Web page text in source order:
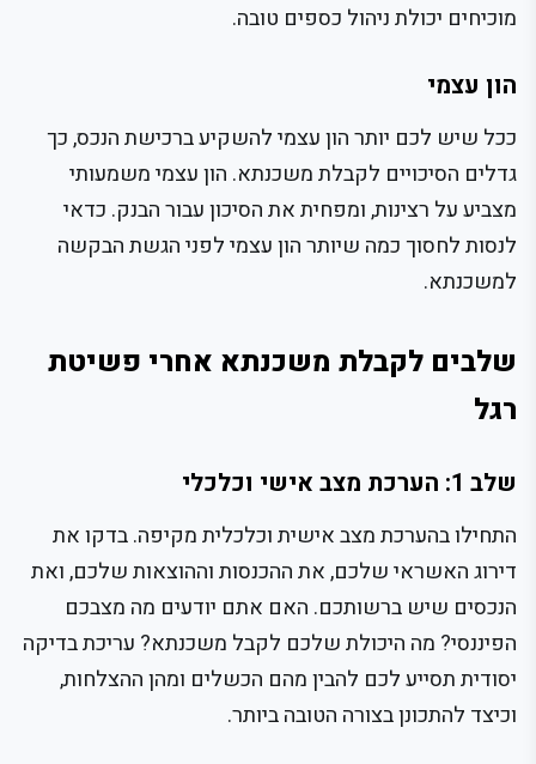
מוכיחים יכולת ניהול כספים טובה.
הון עצמי
ככל שיש לכם יותר הון עצמי להשקיע ברכישת הנכס, כך
גדלים הסיכויים לקבלת משכנתא. הון עצמי משמעותי
מצביע על רצינות, ומפחית את הסיכון עבור הבנק. כדאי
לנסות לחסוך כמה שיותר הון עצמי לפני הגשת הבקשה
למשכנתא.
שלבים לקבלת משכנתא אחרי פשיטת
רגל
שלב 1: הערכת מצב אישי וכלכלי
התחילו בהערכת מצב אישית וכלכלית מקיפה. בדקו את
דירוג האשראי שלכם, את ההכנסות וההוצאות שלכם, ואת
הנכסים שיש ברשותכם. האם אתם יודעים מה מצבכם
הפיננסי? מה היכולת שלכם לקבל משכנתא? עריכת בדיקה
יסודית תסייע לכם להבין מהם הכשלים ומהן ההצלחות,
וכיצד להתכונן בצורה הטובה ביותר.